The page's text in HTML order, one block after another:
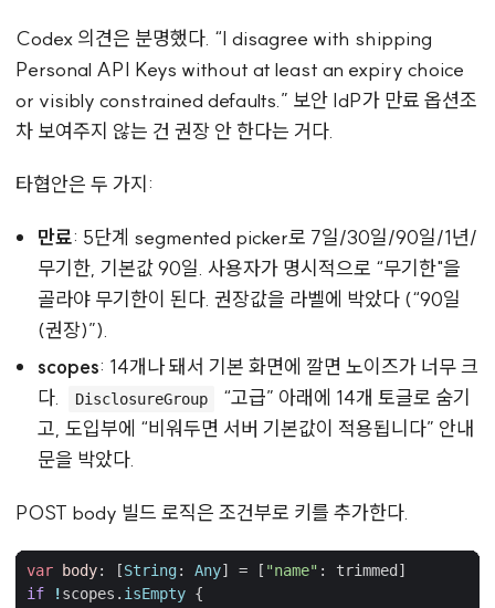
Codex 의견은 분명했다. “I disagree with shipping
Personal API Keys without at least an expiry choice
or visibly constrained defaults.” 보안 IdP가 만료 옵션조
차 보여주지 않는 건 권장 안 한다는 거다.
타협안은 두 가지:
만료: 5단계 segmented picker로 7일/30일/90일/1년/
무기한, 기본값 90일. 사용자가 명시적으로 “무기한"을
골라야 무기한이 된다. 권장값을 라벨에 박았다 (“90일
(권장)”).
scopes: 14개나 돼서 기본 화면에 깔면 노이즈가 너무 크
다.
DisclosureGroup
“고급” 아래에 14개 토글로 숨기
고, 도입부에 “비워두면 서버 기본값이 적용됩니다” 안내
문을 박았다.
POST body 빌드 로직은 조건부로 키를 추가한다.
var body: [String: Any] = [ "name" : trimmed ]
if
!scopes . isEmpty {